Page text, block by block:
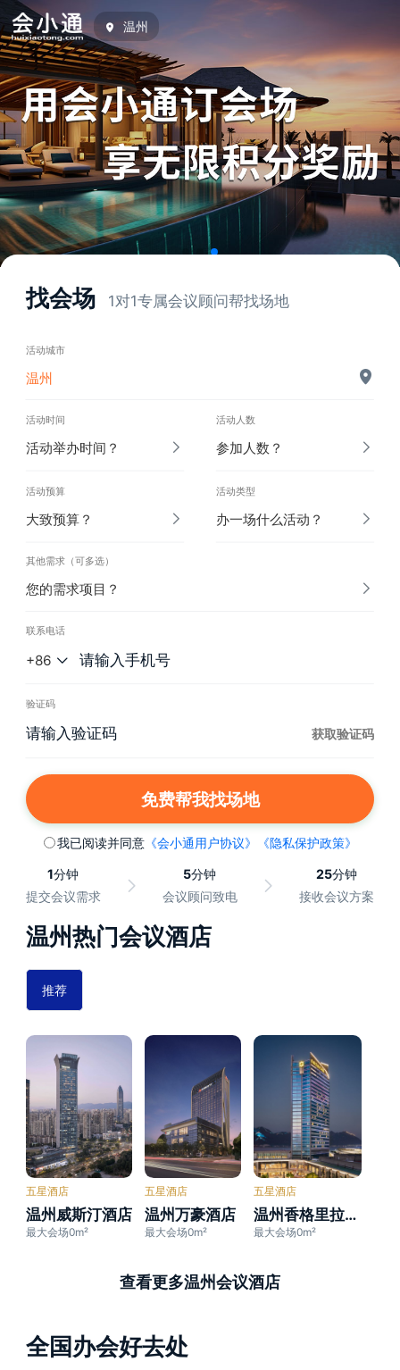
温州
找会场 1对1专属会议顾问帮找场地
活动城市
温州
活动时间
活动举办时间？
活动人数
参加人数？
活动预算
大致预算？
活动类型
办一场什么活动？
其他需求（可多选）
您的需求项目？
联系电话
+86
验证码
获取验证码
免费帮我找场地
我已阅读并同意《会小通用户协议》 《隐私保护政策》
1分钟
提交会议需求
5分钟
会议顾问致电
25分钟
接收会议方案
温州热门会议酒店
推荐
五星酒店
温州威斯汀酒店
最大会场0m²
五星酒店
温州万豪酒店
最大会场0m²
五星酒店
温州香格里拉大酒店
最大会场0m²
查看更多温州会议酒店
全国办会好去处